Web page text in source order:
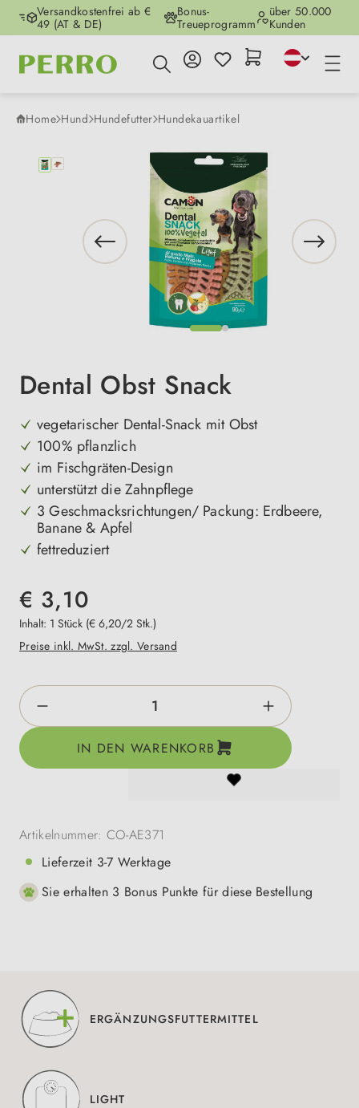
Zum Hauptinhalt springen
Versandkostenfrei ab €
49 (AT & DE)
Bonus-
Treueprogramm
über 50.000
Kunden
Home Hund Hundefutter Hundekauartikel
Bildergalerie überspringen
Dental Obst Snack
vegetarischer Dental-Snack mit Obst
100% pflanzlich
im Fischgräten-Design
unterstützt die Zahnpflege
3 Geschmacksrichtungen/ Packung: Erdbeere,
Banane & Apfel
fettreduziert
€ 3,10
Inhalt: 1 Stück (€ 6,20/2 Stk.)
Preise inkl. MwSt. zzgl. Versand
Produkt Anzahl: Gib den gewünschten
IN DEN WARENKORB
Artikelnummer: CO-AE371
Lieferzeit 3-7 Werktage
Sie erhalten 3 Bonus Punkte für diese Bestellung
ERGÄNZUNGSFUTTERMITTEL
LIGHT